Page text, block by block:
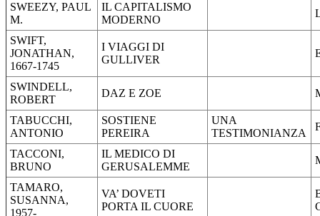
SWEEZY, PAUL
M.
IL CAPITALISMO
MODERNO
SWIFT,
JONATHAN,
1667-1745
I VIAGGI DI
GULLIVER
SWINDELL,
ROBERT
DAZ E ZOE
TABUCCHI,
ANTONIO
SOSTIENE
PEREIRA
UNA
TESTIMONIANZA
TACCONI,
BRUNO
IL MEDICO DI
GERUSALEMME
TAMARO,
SUSANNA,
1957-
VA’ DOVETI
PORTA IL CUORE